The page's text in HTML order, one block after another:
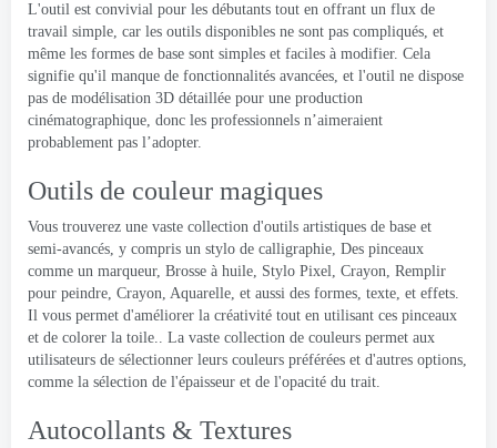
L'outil est convivial pour les débutants tout en offrant un flux de
travail simple, car les outils disponibles ne sont pas compliqués, et
même les formes de base sont simples et faciles à modifier. Cela
signifie qu'il manque de fonctionnalités avancées, et l'outil ne dispose
pas de modélisation 3D détaillée pour une production
cinématographique, donc les professionnels n’aimeraient
probablement pas l’adopter.
Outils de couleur magiques
Vous trouverez une vaste collection d'outils artistiques de base et
semi-avancés, y compris un stylo de calligraphie, Des pinceaux
comme un marqueur, Brosse à huile, Stylo Pixel, Crayon, Remplir
pour peindre, Crayon, Aquarelle, et aussi des formes, texte, et effets.
Il vous permet d'améliorer la créativité tout en utilisant ces pinceaux
et de colorer la toile.. La vaste collection de couleurs permet aux
utilisateurs de sélectionner leurs couleurs préférées et d'autres options,
comme la sélection de l'épaisseur et de l'opacité du trait.
Autocollants & Textures